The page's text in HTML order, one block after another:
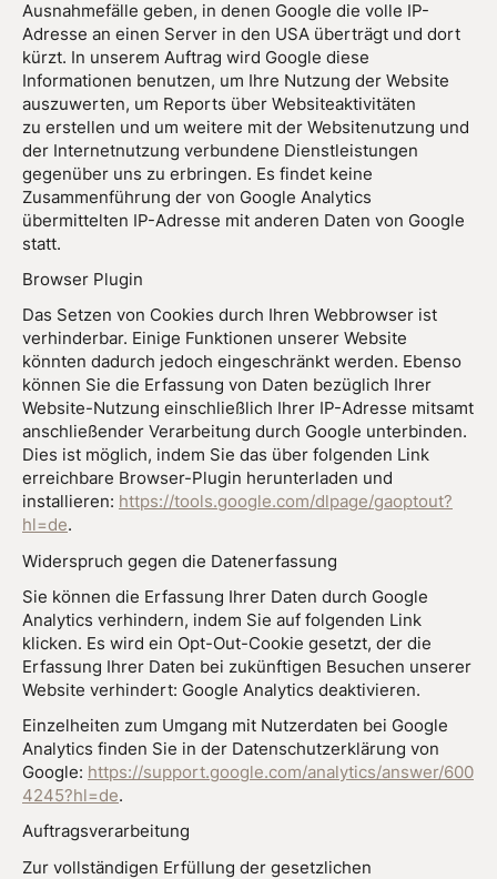
Ausnahmefälle geben, in denen Google die volle IP-
Adresse an einen Server in den USA überträgt und dort
kürzt. In unserem Auftrag wird Google diese
Informationen benutzen, um Ihre Nutzung der Website
auszuwerten, um Reports über Websiteaktivitäten
zu erstellen und um weitere mit der Websitenutzung und
der Internetnutzung verbundene Dienstleistungen
gegenüber uns zu erbringen. Es findet keine
Zusammenführung der von Google Analytics
übermittelten IP-Adresse mit anderen Daten von Google
statt.
Browser Plugin
Das Setzen von Cookies durch Ihren Webbrowser ist
verhinderbar. Einige Funktionen unserer Website
könnten dadurch jedoch eingeschränkt werden. Ebenso
können Sie die Erfassung von Daten bezüglich Ihrer
Website-Nutzung einschließlich Ihrer IP-Adresse mitsamt
anschließender Verarbeitung durch Google unterbinden.
Dies ist möglich, indem Sie das über folgenden Link
erreichbare Browser-Plugin herunterladen und
installieren: https://tools.google.com/dlpage/gaoptout?
hl=de.
Widerspruch gegen die Datenerfassung
Sie können die Erfassung Ihrer Daten durch Google
Analytics verhindern, indem Sie auf folgenden Link
klicken. Es wird ein Opt-Out-Cookie gesetzt, der die
Erfassung Ihrer Daten bei zukünftigen Besuchen unserer
Website verhindert: Google Analytics deaktivieren.
Einzelheiten zum Umgang mit Nutzerdaten bei Google
Analytics finden Sie in der Datenschutzerklärung von
Google: https://support.google.com/analytics/answer/600
4245?hl=de.
Auftragsverarbeitung
Zur vollständigen Erfüllung der gesetzlichen